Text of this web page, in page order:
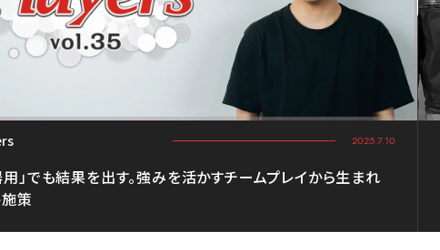
2025.7.10
用」でも結果を出す。強みを活かすチームプレイから生まれ
施策